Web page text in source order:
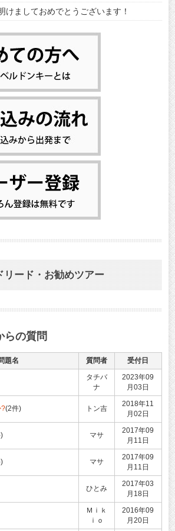
けましておめでとうございます！
リード・お勧めツアー
らの質問
題名 質問者 受付日
タチバ
ナ
2023年09
月03日
?(2件) トン吉
2018年11
月02日
マサ
2017年09
月11日
マサ
2017年09
月11日
ひとみ
2017年03
月18日
Ｍｉｋ
ｉｏ
2016年09
月20日